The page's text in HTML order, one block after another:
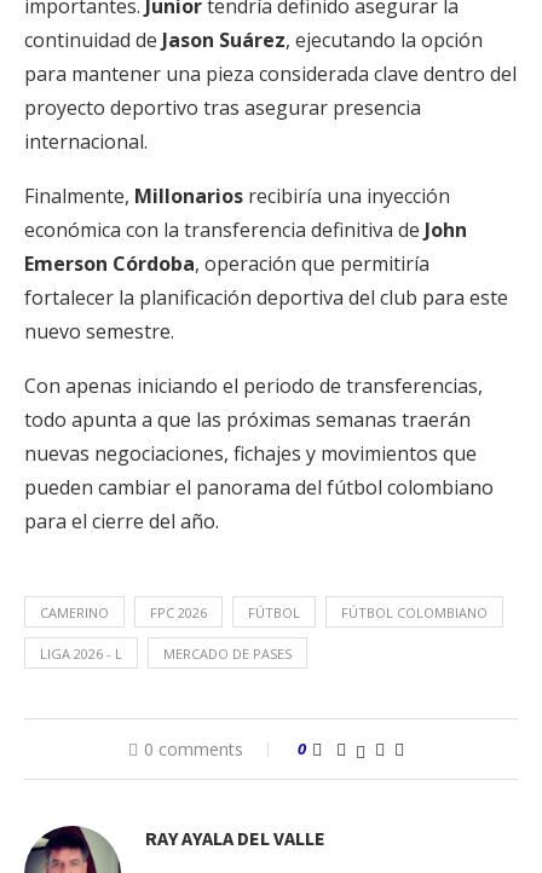
importantes. Juniortendría definido asegurar la
continuidad de Jason Suárez, ejecutando la opción
para mantener una pieza considerada clave dentro del
proyecto deportivo tras asegurar presencia
internacional.
Finalmente, Millonarios recibiría una inyección
económica con la transferencia definitiva de John
Emerson Córdoba, operación que permitiría
fortalecer la planificación deportiva del club para este
nuevo semestre.
Con apenas iniciando el periodo de transferencias,
todo apunta a que las próximas semanas traerán
nuevas negociaciones, fichajes y movimientos que
pueden cambiar el panorama del fútbol colombiano
para el cierre del año.
CAMERINO FPC 2026 FÚTBOL FÚTBOL COLOMBIANO
LIGA 2026 - L MERCADO DE PASES
0 comments 0
RAY AYALA DEL VALLE